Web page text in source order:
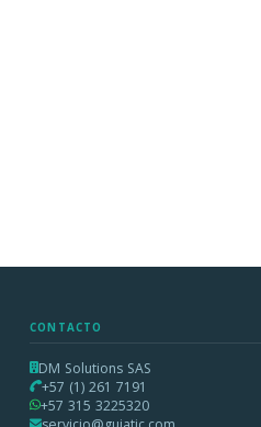
CONTACTO
DM Solutions SAS
+57 (1) 261 7191
+57 315 3225320